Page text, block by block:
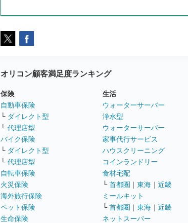
オリコン顧客満足度ランキング
保険
自動車保険
└ ダイレクト型
└ 代理店型
バイク保険
└ ダイレクト型
└ 代理店型
自転車保険
火災保険
海外旅行保険
ペット保険
生命保険
生活
ウォーターサーバー
浄水型
ウォーターサーバー
家事代行サービス
ハウスクリーニング
コインランドリー
食材宅配
└ 首都圏 ｜ 東海 ｜ 近畿
ミールキット
└ 首都圏 ｜ 東海 ｜ 近畿
ネットスーパー